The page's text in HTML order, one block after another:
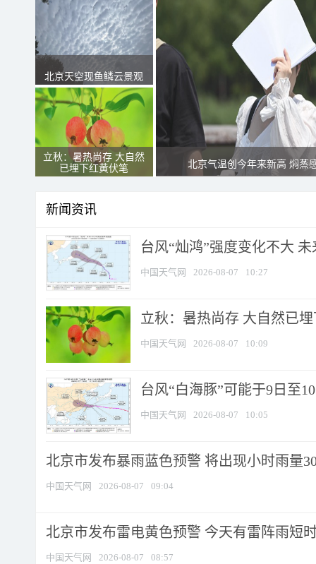
北京天空现鱼鳞云景观
立秋：暑热尚存 大自然
已埋下红黄伏笔
北京气温创今年来新高 焖蒸
新闻资讯
台风“灿鸿”强度变化不大
中国天气网 2026-08-07 10:27
立秋：暑热尚存 大自然已
中国天气网 2026-08-07 10:09
台风“白海豚”可能于9日至
中国天气网 2026-08-07 10:05
北京市发布暴雨蓝色预警 将出现小时雨量
中国天气网 2026-08-07 09:04
北京市发布雷电黄色预警 今天有雷阵雨短
中国天气网 2026-08-07 08:57